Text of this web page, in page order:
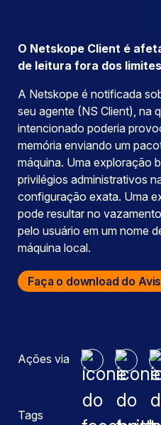
O Netskope Client é
de leitura fora dos
A Netskope é notificada
seu agente (NS Client), na
intencionado poderia
memória enviando um
máquina. Uma exploração
privilégios administrativos
configuração exata. Uma
pode resultar no
pelo usuário em um nome
máquina local.
Faça o download do
Ações via
Tags